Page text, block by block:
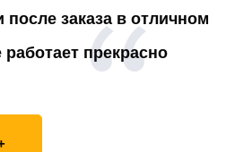
после заказа в отличном
прекрасно